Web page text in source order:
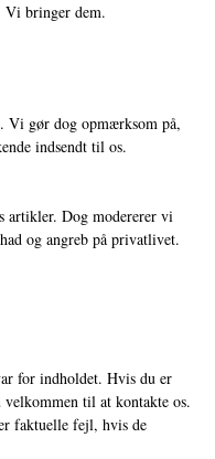
Vi bringer dem.
Vi gør dog opmærksom på,
indsendt til os.
artikler. Dog modererer vi
og angreb på privatlivet.
for indholdet. Hvis du er
til at kontakte os.
faktuelle fejl, hvis de